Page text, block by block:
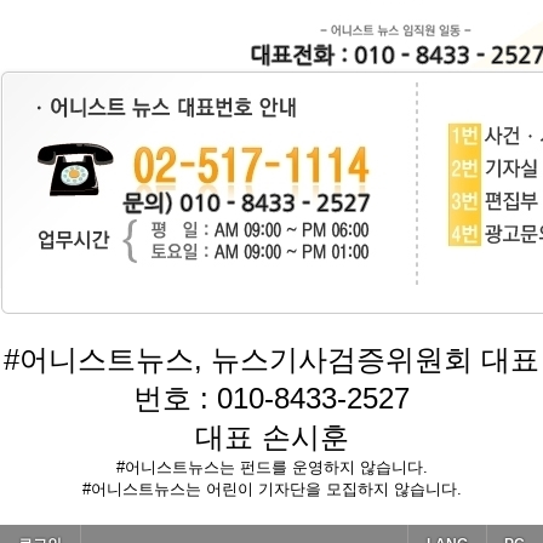
#어니스트뉴스, 뉴스기사검증위원회 대표
번호 : 010-8433-2527
대표 손시훈
#어니스트뉴스는 펀드를 운영하지 않습니다.
#어니스트뉴스는 어린이 기자단을 모집하지 않습니다.